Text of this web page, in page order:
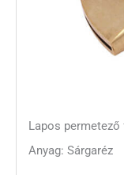
Lapos
Anyag: Sárgaréz